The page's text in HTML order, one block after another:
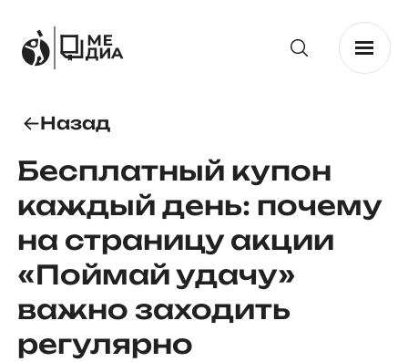
Назад
Бесплатный купон
каждый день: почему
на страницу акции
«Поймай удачу»
важно заходить
регулярно